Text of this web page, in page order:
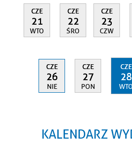
CZE
21
WTO
CZE
22
ŚRO
CZE
23
CZW
CZE
26
NIE
CZE
27
PON
CZE
28
WTO
KALENDARZ